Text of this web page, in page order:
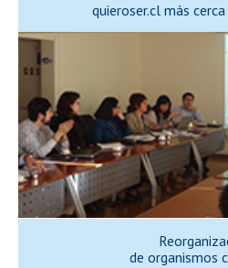
quieroser.cl más
de organismos